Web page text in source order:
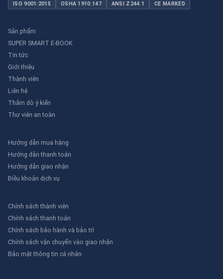
ISO 9001:2015 OSHA 1910.147 ANSI Z244.1 CE MARKED
Sản phẩm
SUPER SMART E-BOOK
Tin tức
Giới thiệu
Thành viên
Liên hệ
Thăm dò ý kiến
Thư viên an toàn
Hướng dẫn mua hàng
Hướng dẫn thanh toán
Hướng dẫn giao nhận
Điều khoản dịch vụ
Chính sách thành viên
Chính sách thanh toán
Chính sách bảo hành và bảo trì
Chính sách vận chuyển vào giao nhận
Bảo mật thông tin cá nhân